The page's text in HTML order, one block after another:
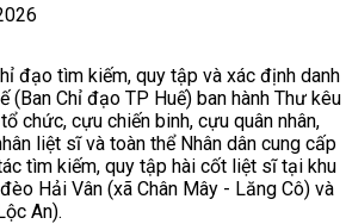
đạo tìm kiếm, quy tập và xác định danh
(Ban Chỉ đạo TP Huế) ban hành Thư kêu
chức, cựu chiến binh, cựu quân nhân,
liệt sĩ và toàn thể Nhân dân cung cấp
tìm kiếm, quy tập hài cốt liệt sĩ tại khu
Hải Vân (xã Chân Mây - Lăng Cô) và
An).